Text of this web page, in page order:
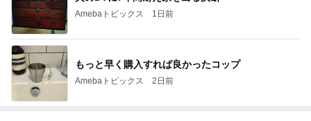
Amebaトピックス 1日前
もっと早く購入すれば良かったコップ
Amebaトピックス 2日前